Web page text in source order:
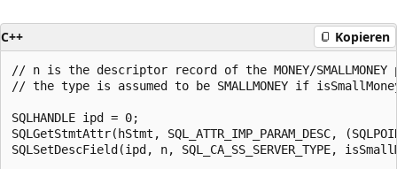
C++ Kopieren
// n is the descriptor record of the MONEY/SMALLMONEY
// the type is assumed to be SMALLMONEY if
SQLHANDLE ipd = 0;
SQLGetStmtAttr(hStmt, SQL_ATTR_IMP_PARAM_DESC,
SQLSetDescField(ipd, n, SQL_CA_SS_SERVER_TYPE,